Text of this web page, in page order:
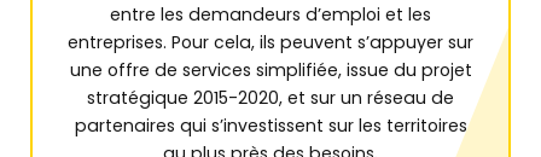
entre les demandeurs d’emploi et les
entreprises. Pour cela, ils peuvent s’appuyer sur
une offre de services simplifiée, issue du projet
stratégique 2015-2020, et sur un réseau de
partenaires qui s’investissent sur les territoires